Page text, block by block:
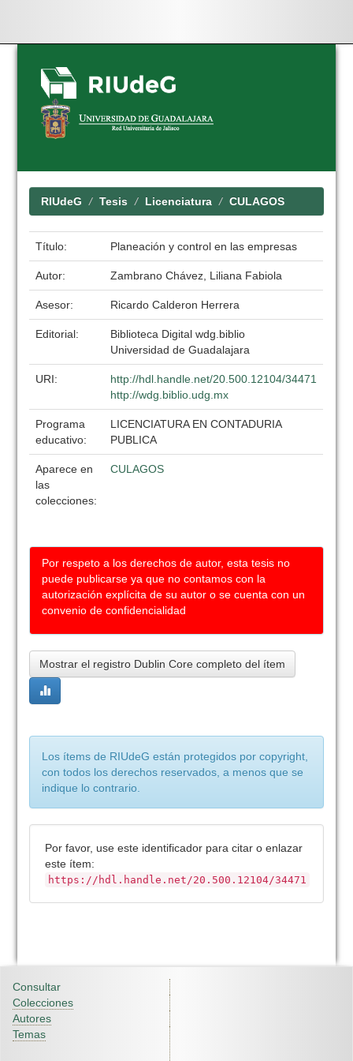
Skip
navigation
RIUdeG Tesis Licenciatura CULAGOS
Título: Planeación y control en las empresas
Autor: Zambrano Chávez, Liliana Fabiola
Asesor: Ricardo Calderon Herrera
Editorial:
Biblioteca Digital wdg.biblio
Universidad de Guadalajara
URI:
http://hdl.handle.net/20.500.12104/34471
http://wdg.biblio.udg.mx
Programa
educativo:
LICENCIATURA EN CONTADURIA
PUBLICA
Aparece en
las
colecciones:
CULAGOS
Por respeto a los derechos de autor, esta tesis no
puede publicarse ya que no contamos con la
autorización explícita de su autor o se cuenta con un
convenio de confidencialidad
Mostrar el registro Dublin Core completo del ítem
Los ítems de RIUdeG están protegidos por copyright,
con todos los derechos reservados, a menos que se
indique lo contrario.
Por favor, use este identificador para citar o enlazar
este ítem:
https://hdl.handle.net/20.500.12104/34471
Consultar
Colecciones
Autores
Temas